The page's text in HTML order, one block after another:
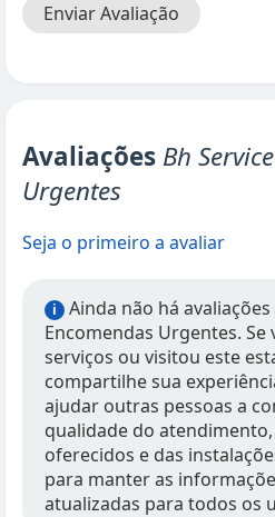
Enviar Avaliação
Avaliações Bh
Urgentes
Seja o primeiro a avaliar
i
Ainda não há
Encomendas Urgentes. Se
serviços ou visitou este
compartilhe sua
ajudar outras pessoas a
qualidade do
oferecidos e das
para manter as
atualizadas para todos os